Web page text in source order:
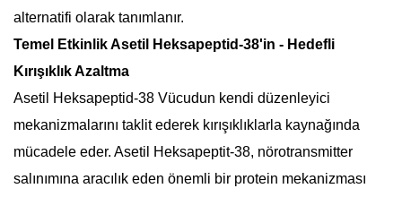
alternatifi olarak tanımlanır.
Temel EtkinlikAsetil Heksapeptid-38'in - Hedefli
Kırışıklık Azaltma
Asetil Heksapeptid-38 Vücudun kendi düzenleyici
mekanizmalarını taklit ederek kırışıklıklarla kaynağında
mücadele eder. Asetil Heksapeptit-38, nörotransmitter
salınımına aracılık eden önemli bir protein mekanizması